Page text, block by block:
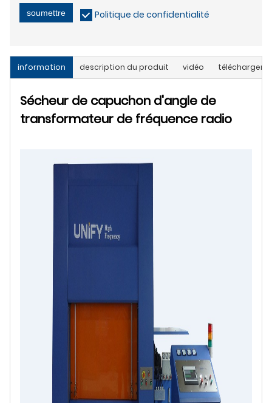
soumettre Politique de confidentialité
information description du produit vidéo télécharger
Sécheur de capuchon d'angle de
transformateur de fréquence radio